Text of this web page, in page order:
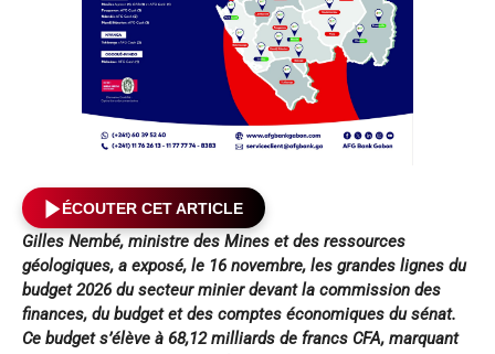
ÉCOUTER CET ARTICLE
Gilles Nembé, ministre des Mines et des ressources
géologiques, a exposé, le 16 novembre, les grandes lignes du
budget 2026 du secteur minier devant la commission des
finances, du budget et des comptes économiques du sénat.
Ce budget s’élève à 68,12 milliards de francs CFA, marquant